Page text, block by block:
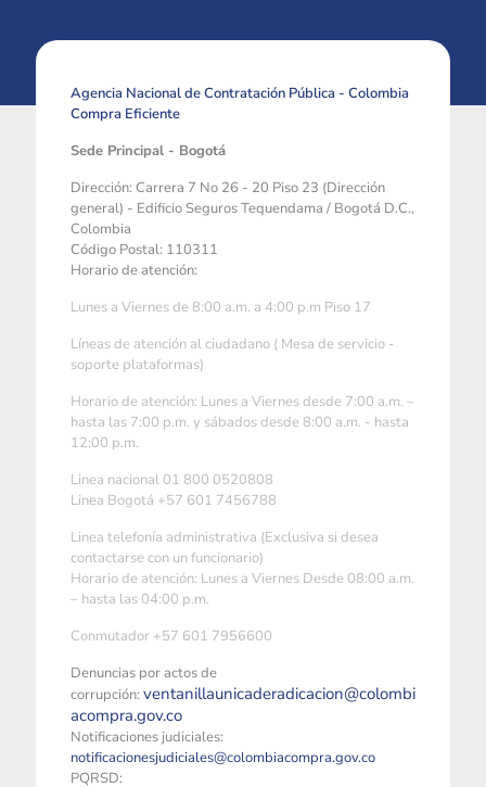
Agencia Nacional de Contratación Pública - Colombia
Compra Eficiente
Sede Principal - Bogotá
Dirección: Carrera 7 No 26 - 20 Piso 23 (Dirección
general) - Edificio Seguros Tequendama / Bogotá D.C.,
Colombia
Código Postal: 110311
Horario de atención:
Lunes a Viernes de 8:00 a.m. a 4:00 p.m Piso 17
Líneas de atención al ciudadano ( Mesa de servicio -
soporte plataformas)
Horario de atención: Lunes a Viernes desde 7:00 a.m. –
hasta las 7:00 p.m. y sábados desde 8:00 a.m. - hasta
12:00 p.m.
Linea nacional 01 800 0520808
Linea Bogotá +57 601 7456788
Linea telefonía administrativa (Exclusiva si desea
contactarse con un funcionario)
Horario de atención: Lunes a Viernes Desde 08:00 a.m.
– hasta las 04:00 p.m.
Conmutador +57 601 7956600
Denuncias por actos de
corrupción: ventanillaunicaderadicacion@colombi
acompra.gov.co
Notificaciones judiciales:
notificacionesjudiciales@colombiacompra.gov.co
PQRSD: